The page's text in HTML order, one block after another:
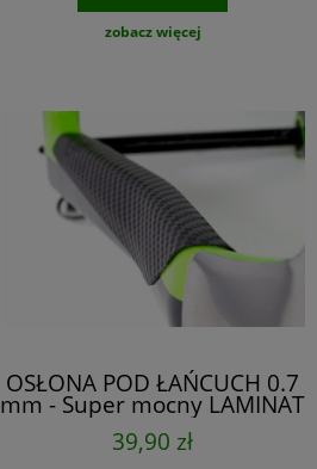
zobacz więcej
OSŁONA POD ŁAŃCUCH 0.7
mm - Super mocny LAMINAT
CARBON
39,90 zł